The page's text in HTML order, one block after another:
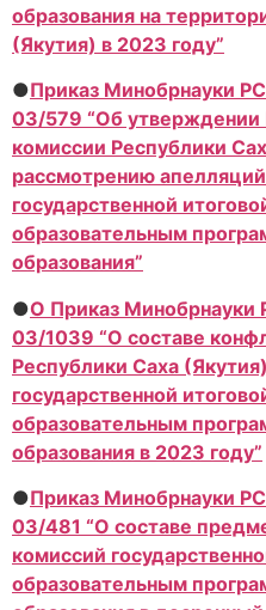
образования на
(Якутия) в 2023 году”
●Приказ Минобрнауки
03/579 “Об
комиссии Республики
рассмотрению
государственной
образовательным
образования”
●О Приказ
03/1039 “О составе
Республики Саха
государственной
образовательным
образования в 2023 году”
●Приказ Минобрнауки
03/481 “О составе
комиссий
образовательным